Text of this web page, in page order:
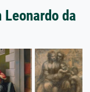
da